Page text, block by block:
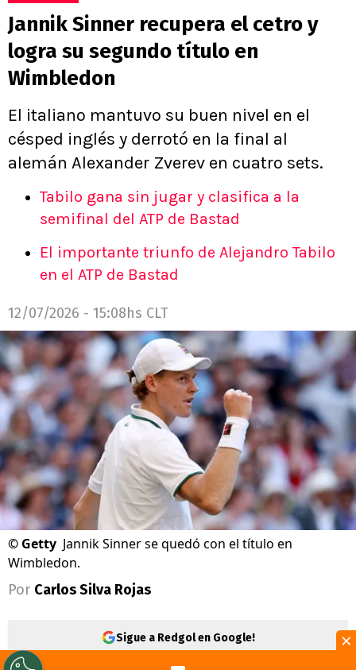
Jannik Sinner recupera el cetro y
logra su segundo título en
Wimbledon
El italiano mantuvo su buen nivel en el
césped inglés y derrotó en la final al
alemán Alexander Zverev en cuatro sets.
Tabilo gana sin jugar y clasifica a la
semifinal del ATP de Bastad
El importante triunfo de Alejandro Tabilo
en el ATP de Bastad
12/07/2026 - 15:08hs CLT
© Getty Jannik Sinner se quedó con el título en
Wimbledon.
Por Carlos Silva Rojas
Sigue a Redgol en Google! ×